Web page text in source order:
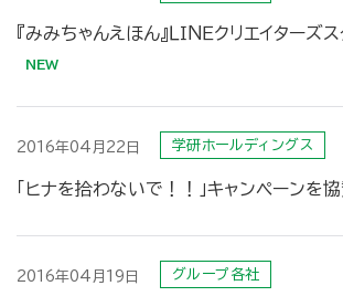
『みみちゃんえほん』ＬＩＮＥクリエイター
2016年04月22日 学研ホールディングス
「ヒナを拾わないで！！」キャンペーンを
2016年04月19日 グループ各社